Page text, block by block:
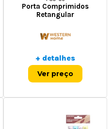
Porta Comprimidos
Retangular
+ detalhes
Ver preço